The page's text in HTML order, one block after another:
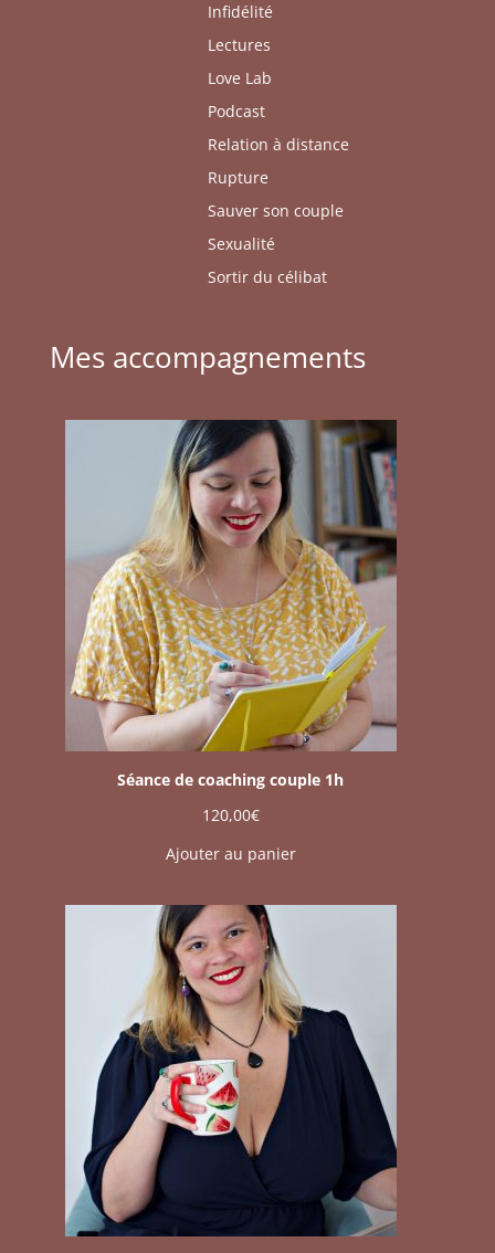
Infidélité
Lectures
Love Lab
Podcast
Relation à distance
Rupture
Sauver son couple
Sexualité
Sortir du célibat
Mes accompagnements
Séance de coaching couple 1h
120,00€
Ajouter au panier